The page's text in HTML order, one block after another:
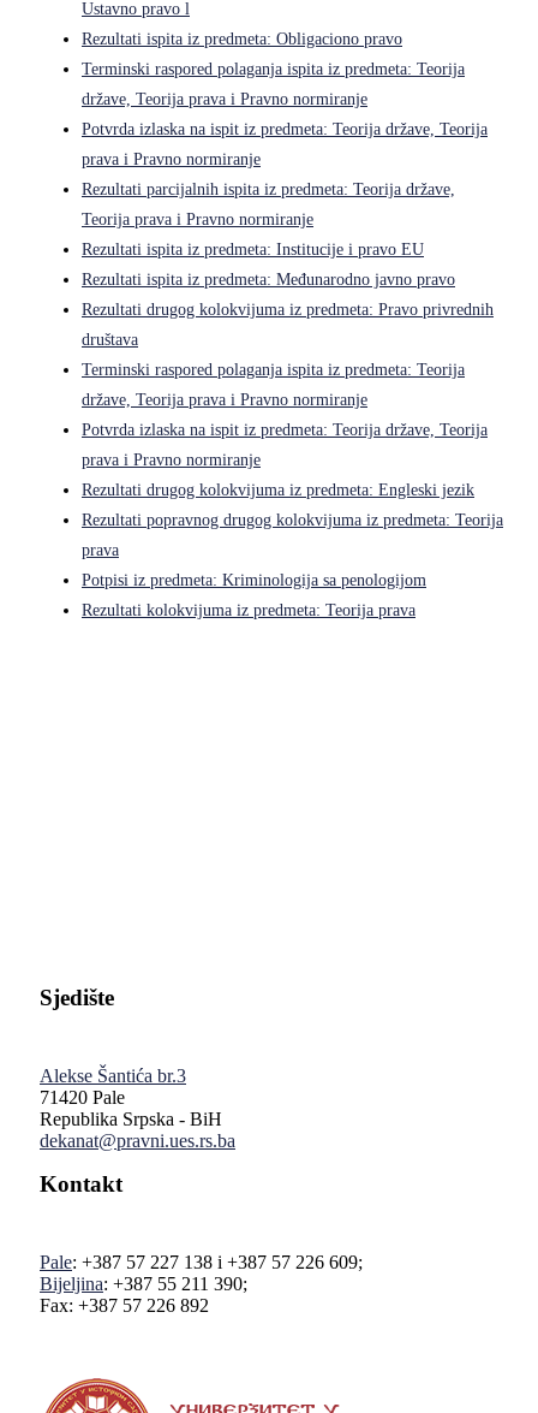
Ustavno pravo l
Rezultati ispita iz predmeta: Obligaciono pravo
Terminski raspored polaganja ispita iz predmeta: Teorija
države, Teorija prava i Pravno normiranje
Potvrda izlaska na ispit iz predmeta: Teorija države, Teorija
prava i Pravno normiranje
Rezultati parcijalnih ispita iz predmeta: Teorija države,
Teorija prava i Pravno normiranje
Rezultati ispita iz predmeta: Institucije i pravo EU
Rezultati ispita iz predmeta: Međunarodno javno pravo
Rezultati drugog kolokvijuma iz predmeta: Pravo privrednih
društava
Terminski raspored polaganja ispita iz predmeta: Teorija
države, Teorija prava i Pravno normiranje
Potvrda izlaska na ispit iz predmeta: Teorija države, Teorija
prava i Pravno normiranje
Rezultati drugog kolokvijuma iz predmeta: Engleski jezik
Rezultati popravnog drugog kolokvijuma iz predmeta: Teorija
prava
Potpisi iz predmeta: Kriminologija sa penologijom
Rezultati kolokvijuma iz predmeta: Teorija prava
Sjedište
Alekse Šantića br.3
71420 Pale
Republika Srpska - BiH
dekanat@pravni.ues.rs.ba
Kontakt
Pale: +387 57 227 138 i +387 57 226 609;
Bijeljina: +387 55 211 390;
Fax: +387 57 226 892